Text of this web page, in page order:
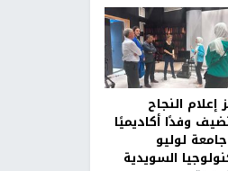
إعلام النجاح
وفدًا أكاديميًا
لوليو
السويدية